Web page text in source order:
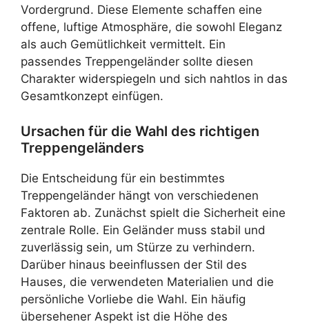
Vordergrund. Diese Elemente schaffen eine
offene, luftige Atmosphäre, die sowohl Eleganz
als auch Gemütlichkeit vermittelt. Ein
passendes Treppengeländer sollte diesen
Charakter widerspiegeln und sich nahtlos in das
Gesamtkonzept einfügen.
Ursachen für die Wahl des richtigen
Treppengeländers
Die Entscheidung für ein bestimmtes
Treppengeländer hängt von verschiedenen
Faktoren ab. Zunächst spielt die Sicherheit eine
zentrale Rolle. Ein Geländer muss stabil und
zuverlässig sein, um Stürze zu verhindern.
Darüber hinaus beeinflussen der Stil des
Hauses, die verwendeten Materialien und die
persönliche Vorliebe die Wahl. Ein häufig
übersehener Aspekt ist die Höhe des